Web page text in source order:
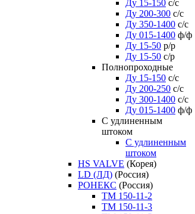
Ду 15-150 с/с
Ду 200-300 с/с
Ду 350-1400 с/с
Ду 015-1400 ф/ф
Ду 15-50 р/р
Ду 15-50 с/р
Полнопроходные
Ду 15-150 с/с
Ду 200-250 с/с
Ду 300-1400 с/с
Ду 015-1400 ф/ф
С удлиненным
штоком
C удлиненным
штоком
HS VALVE (Корея)
LD (ЛД) (Россия)
РОНЕКС (Россия)
ТM 150-11-2
ТM 150-11-3